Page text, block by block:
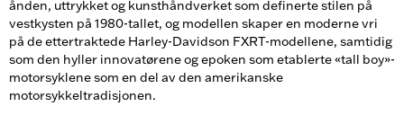
ånden, uttrykket og kunsthåndverket som definerte stilen på
vestkysten på 1980-tallet, og modellen skaper en moderne vri
på de ettertraktede Harley-Davidson FXRT-modellene, samtidig
som den hyller innovatørene og epoken som etablerte «tall boy»-
motorsyklene som en del av den amerikanske
motorsykkeltradisjonen.